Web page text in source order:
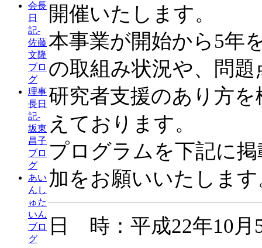
会長
日
記-
佐藤
文隆
ブロ
グ
理事
長日
記-
坂東
昌子
ブロ
グ
あい
んし
ゅた
いん
ブロ
グ
開催いたします。
本事業が開始から5年
の取組み状況や、問
研究者支援のあり方
えております。
プログラムを下記に
加をお願いいたしま
日 時：平成22年10月